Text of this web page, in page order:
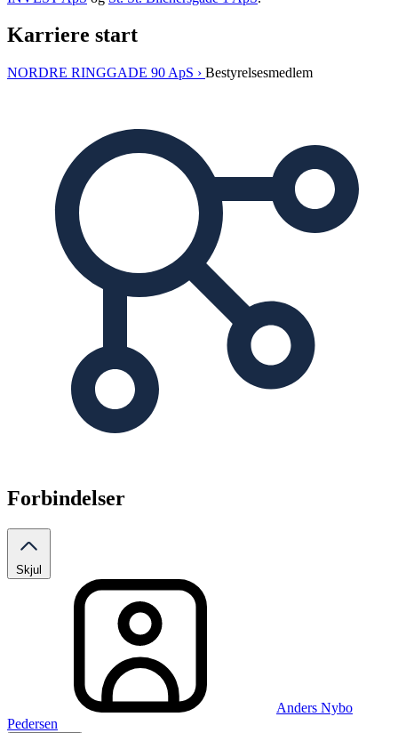
Karriere start
NORDRE RINGGADE 90 ApS › Bestyrelsesmedlem
Forbindelser
Skjul
Anders Nybo
Pedersen